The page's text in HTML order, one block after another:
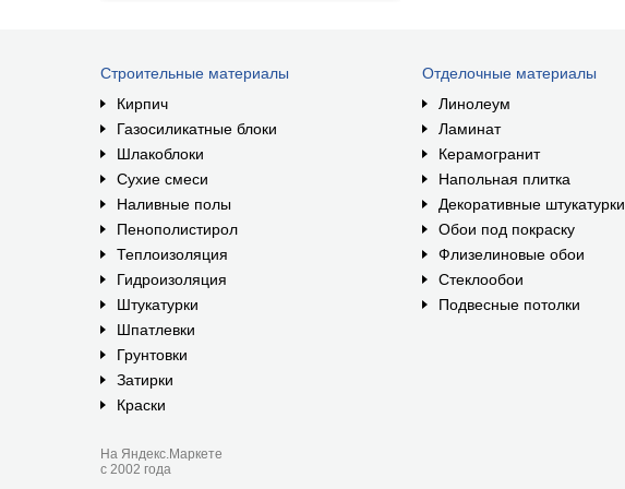
Строительные материалы
Кирпич
Газосиликатные блоки
Шлакоблоки
Сухие смеси
Наливные полы
Пенополистирол
Теплоизоляция
Гидроизоляция
Штукатурки
Шпатлевки
Грунтовки
Затирки
Краски
На Яндекс.Маркете
с 2002 года
Отделочные материалы
Линолеум
Ламинат
Керамогранит
Напольная плитка
Декоративные штукатурки
Обои под покраску
Флизелиновые обои
Стеклообои
Подвесные потолки